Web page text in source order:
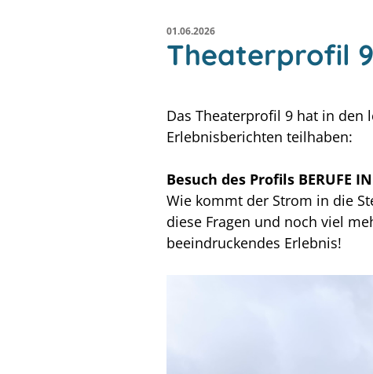
01.06.2026
Theaterprofil
Das Theaterprofil 9 hat in den
Erlebnisberichten teilhaben:
Besuch des Profils BERUFE
Wie kommt der Strom in die
diese Fragen und noch viel
beeindruckendes Erlebnis!